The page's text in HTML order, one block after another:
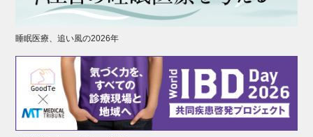
睡眠医療、追い風の2026年